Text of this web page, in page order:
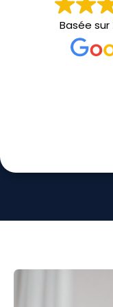
Basée sur
Équipe
bon
sympas
l’écoute
on fait un